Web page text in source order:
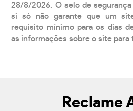
28/8/2026. O selo de
si só não garante que um
requisito mínimo para os dias
as informações sobre o site para
Reclame